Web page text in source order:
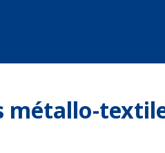
métallo-